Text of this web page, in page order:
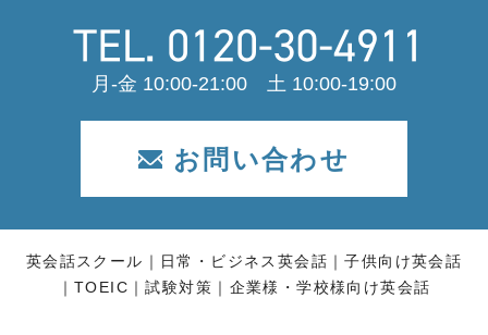
月-金 10:00-21:00 土 10:00-19:00
お問い合わせ
英会話スクール 日常・ビジネス英会話
子供向け英会話
TOEIC
試験対策 企業様・学校様向け英会話